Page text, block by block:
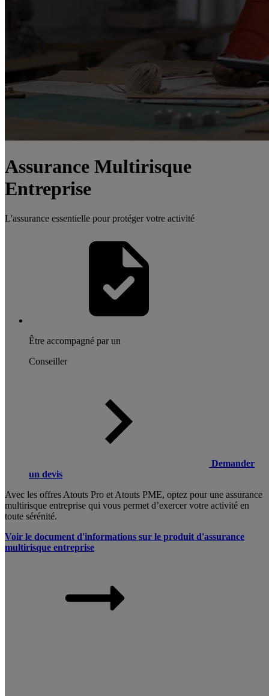
Assurance Multirisque
Entreprise
L'assurance essentielle pour protéger votre activité
Être accompagné par un
Conseiller
Demander
un devis
Avec les offres Atouts Pro et Atouts PME, optez pour une assurance
multirisque entreprise qui vous permet d’exercer votre activité en
toute sérénité.
Voir le document d'informations sur le produit d'assurance
multirisque entreprise